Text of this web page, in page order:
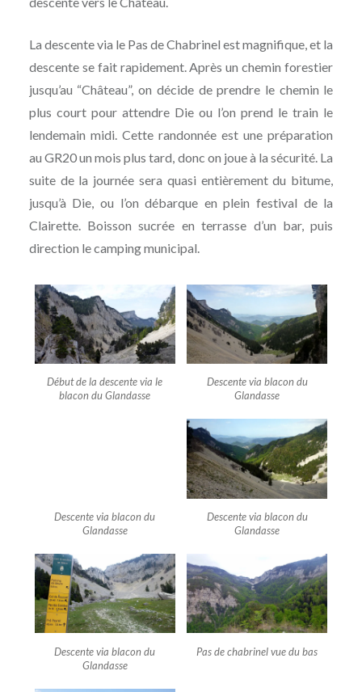
La descente via le Pas de Chabrinel est magnifique, et la
descente se fait rapidement. Après un chemin forestier
jusqu’au “Château”, on décide de prendre le chemin le
plus court pour attendre Die ou l’on prend le train le
lendemain midi. Cette randonnée est une préparation
au GR20 un mois plus tard, donc on joue à la sécurité. La
suite de la journée sera quasi entièrement du bitume,
jusqu’à Die, ou l’on débarque en plein festival de la
Clairette. Boisson sucrée en terrasse d’un bar, puis
direction le camping municipal.
Début de la descente via le
blacon du Glandasse
Descente via blacon du
Glandasse
Descente via blacon du
Glandasse
Descente via blacon du
Glandasse
Descente via blacon du
Glandasse
Pas de chabrinel vue du bas